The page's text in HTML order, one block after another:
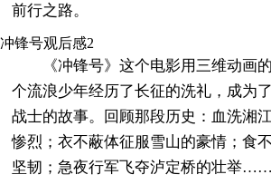
前行之路。
冲锋号观后感2
《冲锋号》这个电影用三维动画
个流浪少年经历了长征的洗礼，成为
战士的故事。回顾那段历史：血洗湘
惨烈；衣不蔽体征服雪山的豪情；食
坚韧；急夜行军飞夺泸定桥的壮举……